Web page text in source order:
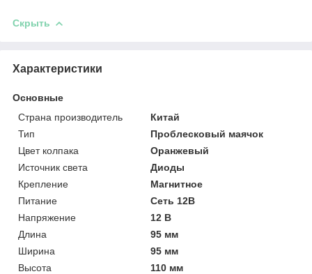
Скрыть
Характеристики
Основные
Страна производитель
Китай
Тип
Проблесковый маячок
Цвет колпака
Оранжевый
Источник света
Диоды
Крепление
Магнитное
Питание
Сеть 12В
Напряжение
12 В
Длина
95 мм
Ширина
95 мм
Высота
110 мм